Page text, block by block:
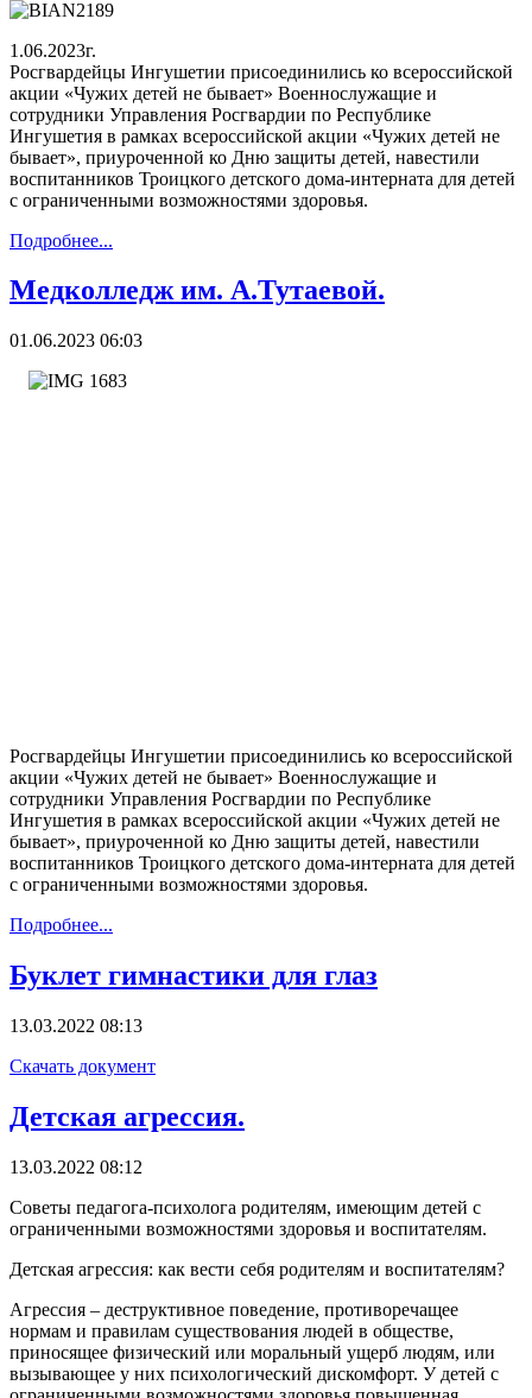
1.06.2023г.
Росгвардейцы Ингушетии присоединились ко всероссийской
акции «Чужих детей не бывает» Военнослужащие и
сотрудники Управления Росгвардии по Республике
Ингушетия в рамках всероссийской акции «Чужих детей не
бывает», приуроченной ко Дню защиты детей, навестили
воспитанников Троицкого детского дома-интерната для детей
с ограниченными возможностями здоровья.
Подробнее...
Медколледж им. А.Тутаевой.
01.06.2023 06:03
Росгвардейцы Ингушетии присоединились ко всероссийской
акции «Чужих детей не бывает» Военнослужащие и
сотрудники Управления Росгвардии по Республике
Ингушетия в рамках всероссийской акции «Чужих детей не
бывает», приуроченной ко Дню защиты детей, навестили
воспитанников Троицкого детского дома-интерната для детей
с ограниченными возможностями здоровья.
Подробнее...
Буклет гимнастики для глаз
13.03.2022 08:13
Скачать документ
Детская агрессия.
13.03.2022 08:12
Советы педагога-психолога родителям, имеющим детей с
ограниченными возможностями здоровья и воспитателям.
Детская агрессия: как вести себя родителям и воспитателям?
Агрессия – деструктивное поведение, противоречащее
нормам и правилам существования людей в обществе,
приносящее физический или моральный ущерб людям, или
вызывающее у них психологический дискомфорт. У детей с